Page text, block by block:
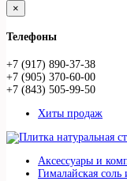
×
Телефоны
+7 (917) 890-37-38
+7 (905) 370-60-00
+7 (843) 505-99-50
Хиты продаж
Аксессуары и
Гималайская соль